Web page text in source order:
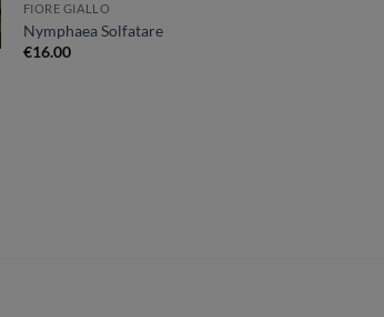
FIORE GIALLO
Nymphaea Solfatare
€16.00